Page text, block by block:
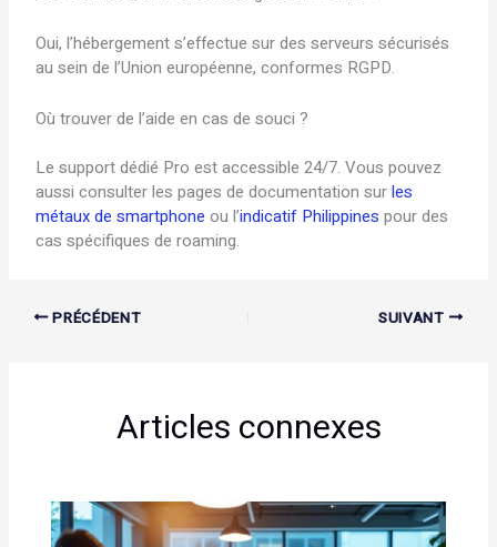
Oui, l’hébergement s’effectue sur des serveurs sécurisés
au sein de l’Union européenne, conformes RGPD.
Où trouver de l’aide en cas de souci ?
Le support dédié Pro est accessible 24/7. Vous pouvez
aussi consulter les pages de documentation surles
métaux de smartphone ou l’indicatif Philippines pour des
cas spécifiques de roaming.
PRÉCÉDENT SUIVANT
Articles connexes